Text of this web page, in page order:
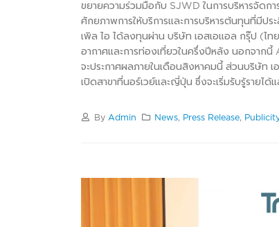
ขยายความร่วมมือกับ SJWD ในการบริหารจัด
ศักยภาพการให้บริการและการบริหารต้นทุนที่มีป
เพิล ไอ ได้ลงทุนผ่าน บริษัท เอสเอแอล กรุ๊ป (ไ
อากาศและการท่องเที่ยวในครึ่งปีหลัง นอกจาก
จะประกาศผลภายในเดือนสิงหาคมนี้ ส่วนบริษัท
เปิดสาขาที่นอร์เวย์และญี่ปุ่น ซึ่งจะเริ่มรับรู้รายไ
By Admin News, Press Release,